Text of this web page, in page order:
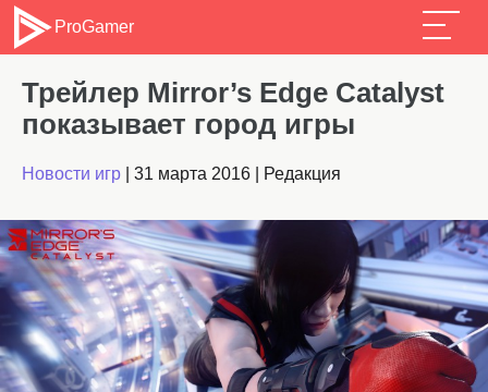
ProGamer
Трейлер Mirror’s Edge Catalyst
показывает город игры
Новости игр 31 марта 2016 Редакция